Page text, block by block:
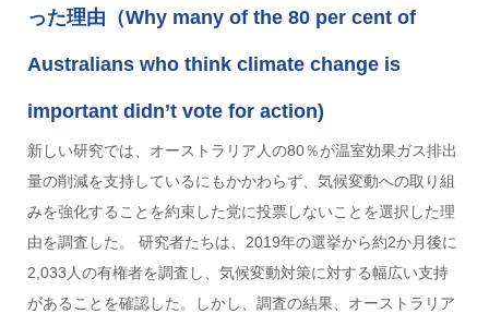
った理由（Why many of the 80 per cent of
Australians who think climate change is
important didn’t vote for action)
新しい研究では、オーストラリア人の80％が温室効果ガス排出
量の削減を支持しているにもかかわらず、気候変動への取り組
みを強化することを約束した党に投票しないことを選択した理
由を調査した。 研究者たちは、2019年の選挙から約2か月後に
2,033人の有権者を調査し、気候変動対策に対する幅広い支持
があることを確認した。しかし、調査の結果、オーストラリア